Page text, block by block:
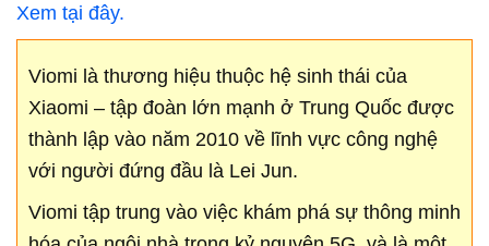
Xem tại đây.
Viomi là thương hiệu thuộc hệ sinh thái của
Xiaomi – tập đoàn lớn mạnh ở Trung Quốc được
thành lập vào năm 2010 về lĩnh vực công nghệ
với người đứng đầu là Lei Jun.
Viomi tập trung vào việc khám phá sự thông minh